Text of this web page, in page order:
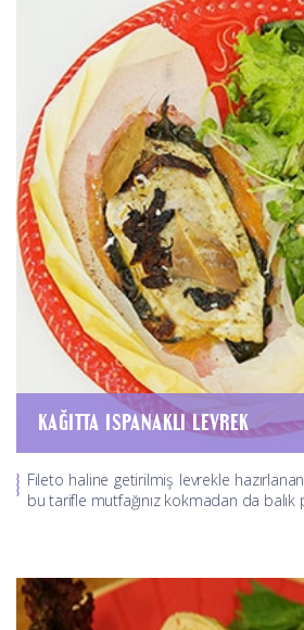
KAĞITTA ISPANAKLI LEVREK
Fileto haline getirilmiş levrekle
bu tarifle mutfağınız kokmadan da balık